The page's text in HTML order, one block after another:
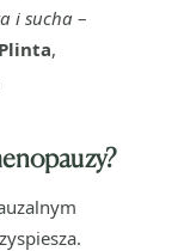
i sucha –
,